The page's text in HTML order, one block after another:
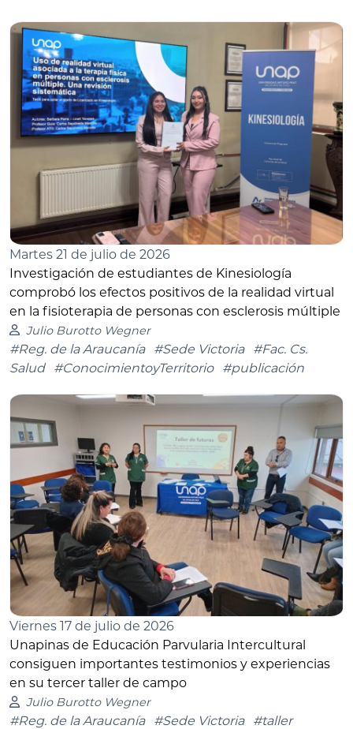
Martes 21 de julio de 2026
Investigación de estudiantes de Kinesiología
comprobó los efectos positivos de la realidad virtual
en la fisioterapia de personas con esclerosis múltiple
Julio Burotto Wegner
#Reg. de la Araucanía #Sede Victoria
#Fac. Cs.
Salud
#ConocimientoyTerritorio #publicación
Viernes 17 de julio de 2026
Unapinas de Educación Parvularia Intercultural
consiguen importantes testimonios y experiencias
en su tercer taller de campo
Julio Burotto Wegner
#Reg. de la Araucanía #Sede Victoria
#taller